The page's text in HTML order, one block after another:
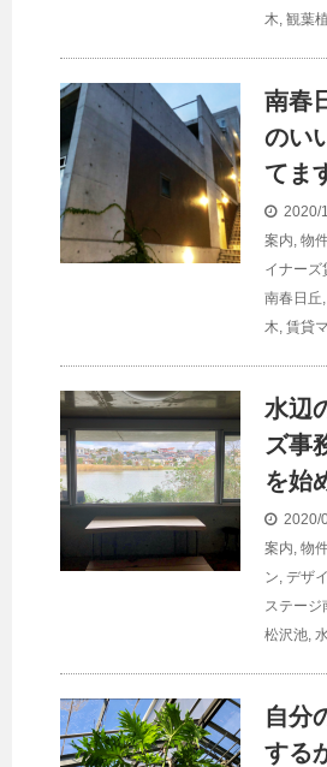
木, 観葉
南春
のい
てま
2020/
案内, 物
イナーズ
南春日丘,
木, 賃貸
水辺
ズ事
を始
2020/
案内, 物
ン, デザ
ステージ
松沢池,
自分
する